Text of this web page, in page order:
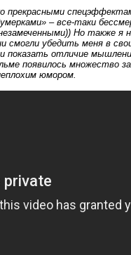
прекрасными
– все-таки
Но также я
смогли убедить меня в
показать отличие
появилось множество
юмором.